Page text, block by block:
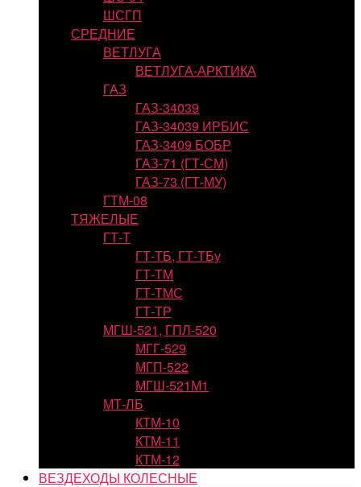
ШСГП
СРЕДНИЕ
ВЕТЛУГА
ВЕТЛУГА-АРКТИКА
ГАЗ
ГАЗ-34039
ГАЗ-34039 ИРБИС
ГАЗ-3409 БОБР
ГАЗ-71 (ГТ-СМ)
ГАЗ-73 (ГТ-МУ)
ГТМ-08
ТЯЖЕЛЫЕ
ГТ-Т
ГТ-ТБ, ГТ-ТБу
ГТ-ТМ
ГТ-ТМС
ГТ-ТР
МГШ-521, ГПЛ-520
МГГ-529
МГП-522
МГШ-521М1
МТ-ЛБ
КТМ-10
КТМ-11
КТМ-12
ВЕЗДЕХОДЫ КОЛЕСНЫЕ